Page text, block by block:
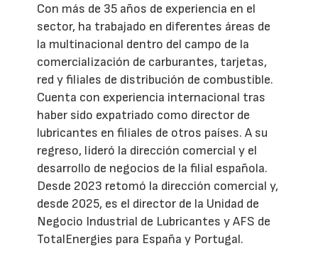
Con más de 35 años de experiencia en el
sector, ha trabajado en diferentes áreas de
la multinacional dentro del campo de la
comercialización de carburantes, tarjetas,
red y filiales de distribución de combustible.
Cuenta con experiencia internacional tras
haber sido expatriado como director de
lubricantes en filiales de otros países. A su
regreso, lideró la dirección comercial y el
desarrollo de negocios de la filial española.
Desde 2023 retomó la dirección comercial y,
desde 2025, es el director de la Unidad de
Negocio Industrial de Lubricantes y AFS de
TotalEnergies para España y Portugal.